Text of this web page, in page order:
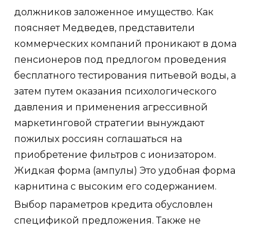
должников заложенное имущество. Как
поясняет Медведев, представители
коммерческих компаний проникают в дома
пенсионеров под предлогом проведения
бесплатного тестирования питьевой воды, а
затем путем оказания психологического
давления и применения агрессивной
маркетинговой стратегии вынуждают
пожилых россиян соглашаться на
приобретение фильтров с ионизатором.
Жидкая форма (ампулы) Это удобная форма
карнитина с высоким его содержанием.
Выбор параметров кредита обусловлен
спецификой предложения. Также не